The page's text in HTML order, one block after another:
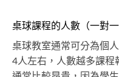
桌球課程的人數（一對
桌球教室通常可分為個
4人左右，人數越多課程